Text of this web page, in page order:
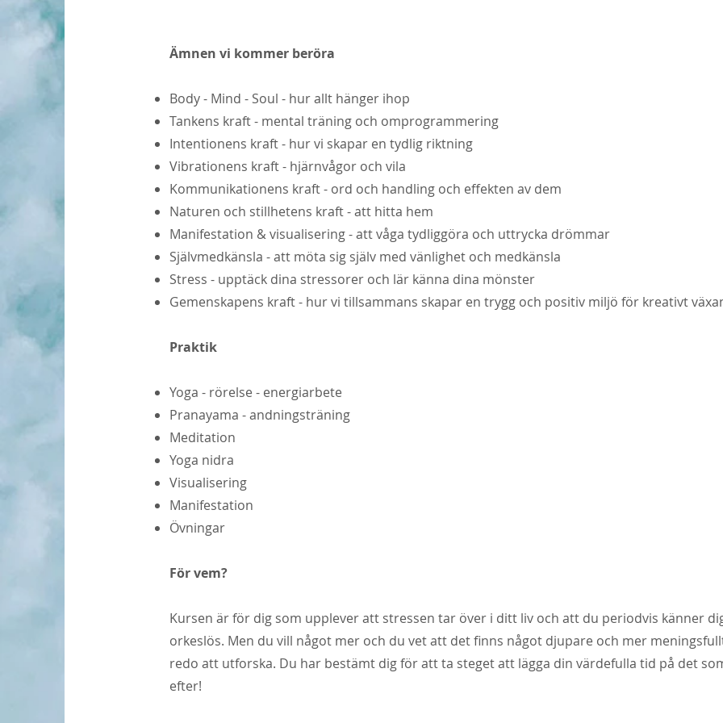
​Ämnen vi kommer beröra
Body - Mind - Soul - hur allt hänger ihop
Tankens kraft - mental träning och omprogrammering
Intentionens kraft - hur vi skapar en tydlig riktning
Vibrationens kraft - hjärnvågor och vila
Kommunikationens kraft - ord och handling och effekten av dem
Naturen och stillhetens kraft - att hitta hem
Manifestation & visualisering - att våga tydliggöra och uttrycka drömmar
Självmedkänsla - att möta sig själv med vänlighet och medkänsla
Stress - upptäck dina stressorer och lär känna dina mönster
Gemenskapens kraft - hur vi tillsammans skapar en trygg och positiv miljö för kreativt
Praktik
Yoga - rörelse - energiarbete
Pranayama - andningsträning
Meditation
Yoga nidra
Visualisering
Manifestation
Övningar
För vem?
Kursen är för dig som upplever att stressen tar över i ditt liv och att du periodvis känner
orkeslös. Men du vill något mer och du vet att det finns något djupare och mer
redo att utforska. Du har bestämt dig för att ta steget att lägga din värdefulla tid på det
efter!